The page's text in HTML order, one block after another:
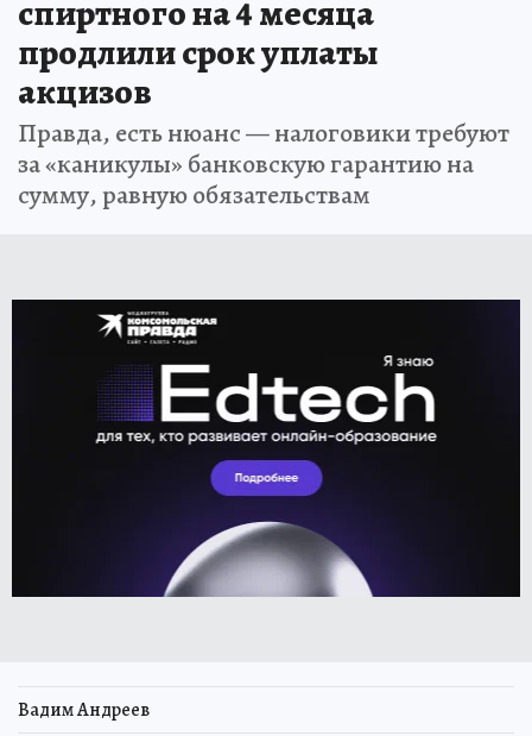
спиртного на 4 месяца
продлили срок уплаты
акцизов
Правда, есть нюанс — налоговики требуют
за «каникулы» банковскую гарантию на
сумму, равную обязательствам
Вадим Андреев